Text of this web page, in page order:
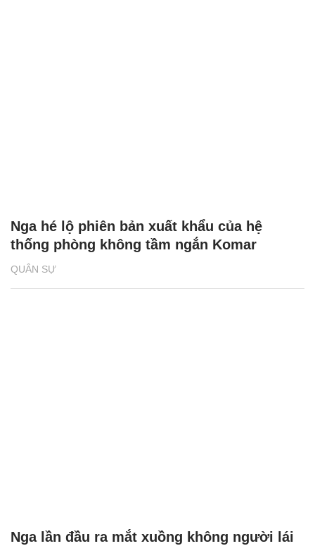
QUÂN SỰ
Nga hé lộ phiên bản xuất khẩu của hệ
thống phòng không tầm ngắn Komar
Nga lần đầu ra mắt xuồng không người lái